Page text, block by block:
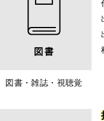
図書・雑誌・視聴覚